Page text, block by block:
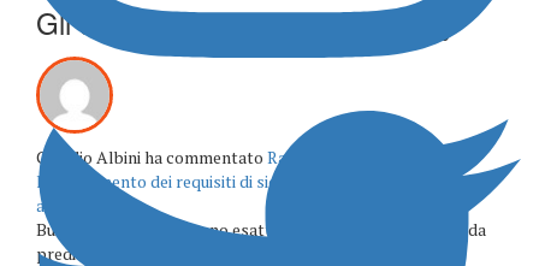
Gli ultimi commenti su Italia Rally
Claudio Albini ha commentato Rally4, la FIA approva
l’allineamento dei requisiti di sicurezza: 208 e Corsa saranno
adeguate
Buongiorno quali saranno esattamente gli aggiornamenti da
predisporre per 208 e opel corsa? Costi e procedure